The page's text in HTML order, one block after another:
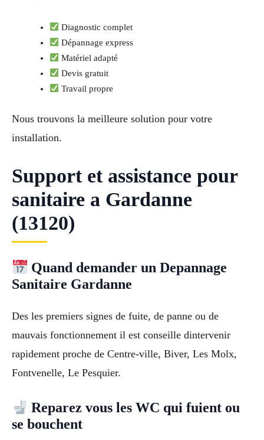
Diagnostic complet
Dépannage express
Matériel adapté
Devis gratuit
Travail propre
Nous trouvons la meilleure solution pour votre
installation.
Support et assistance pour
sanitaire a Gardanne
(13120)
Quand demander un Depannage
Sanitaire Gardanne
Des les premiers signes de fuite, de panne ou de
mauvais fonctionnement il est conseille dintervenir
rapidement proche de Centre-ville, Biver, Les Molx,
Fontvenelle, Le Pesquier.
Reparez vous les WC qui fuient ou
se bouchent